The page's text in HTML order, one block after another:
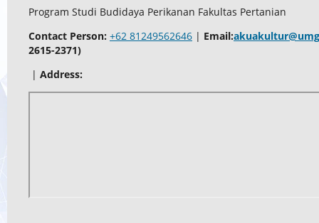
Program Studi Budidaya Perikanan Fakultas Pertanian
Contact Person: +62 81249562646| Email:
2615-2371)
| Address: